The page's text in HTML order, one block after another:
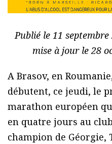
Publié le 11
mise à jour le 28
A Brasov, en
débutent, ce jeudi, le
marathon européen
en quatre jours au
champion de Géorgie,